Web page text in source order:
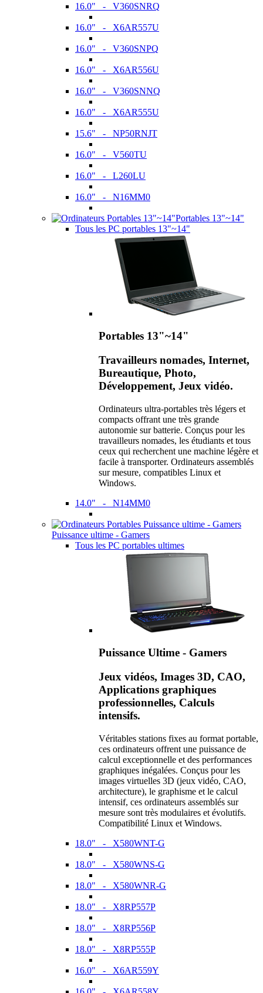
16.0" - V360SNRQ
16.0" - X6AR557U
16.0" - V360SNPQ
16.0" - X6AR556U
16.0" - V360SNNQ
16.0" - X6AR555U
15.6" - NP50RNJT
16.0" - V560TU
16.0" - L260LU
16.0" - N16MM0
Portables 13"~14"
Tous les PC portables 13"~14"
Portables 13"~14"
Travailleurs nomades, Internet,
Bureautique, Photo,
Développement, Jeux vidéo.
Ordinateurs ultra-portables très légers et
compacts offrant une très grande
autonomie sur batterie. Conçus pour les
travailleurs nomades, les étudiants et tous
ceux qui recherchent une machine légère et
facile à transporter. Ordinateurs assemblés
sur mesure, compatibles Linux et
Windows.
14.0" - N14MM0
Puissance ultime - Gamers
Tous les PC portables ultimes
Puissance Ultime - Gamers
Jeux vidéos, Images 3D, CAO,
Applications graphiques
professionnelles, Calculs
intensifs.
Véritables stations fixes au format portable,
ces ordinateurs offrent une puissance de
calcul exceptionnelle et des performances
graphiques inégalées. Conçus pour les
images virtuelles 3D (jeux vidéo, CAO,
architecture), le graphisme et le calcul
intensif, ces ordinateurs assemblés sur
mesure sont très modulaires et évolutifs.
Compatibilité Linux et Windows.
18.0" - X580WNT-G
18.0" - X580WNS-G
18.0" - X580WNR-G
18.0" - X8RP557P
18.0" - X8RP556P
18.0" - X8RP555P
16.0" - X6AR559Y